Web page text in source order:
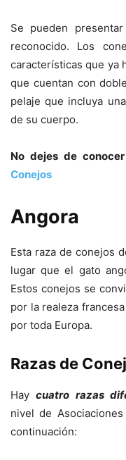
Se pueden
reconocido. Los
características que ya
que cuentan con
pelaje que incluya
de su cuerpo.
No dejes de
Conejos
Angora
Esta raza de conejos
lugar que el gato
Estos conejos se
por la realeza
por toda Europa.
Razas de
Haycuatro razas
nivel de
continuación: